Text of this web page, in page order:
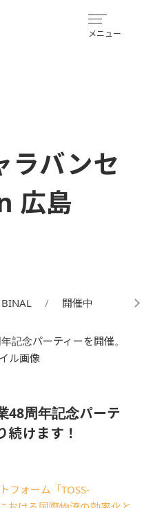
メニュー
ラバンセ
広島
開催中
48周年記念パーテ
続けます！